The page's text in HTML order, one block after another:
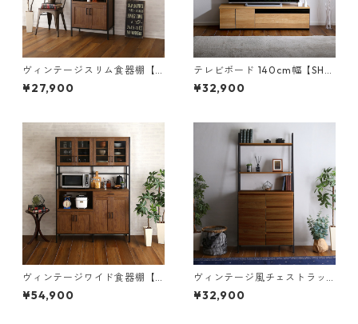
ヴィンテージスリム食器棚【G
CK-1860】
¥27,900
テレビボード 140cm幅【SH-
24-BR140】
¥32,900
ヴィンテージワイド食器棚【G
CK-18120】
¥54,900
ヴィンテージ風チェストラッ
ク オールチェストタイプ【VC
R-AL】
¥32,900